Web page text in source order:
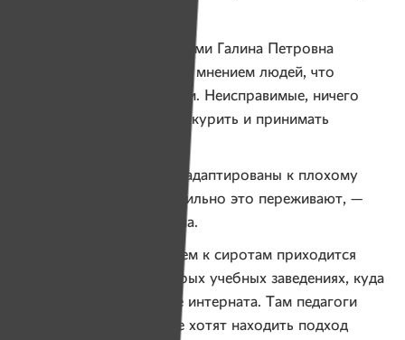
За время работы с сиротами Галина Петровна
постоянно сталкивается с мнением людей, что
сироты — это плохие дети. Неисправимые, ничего
не хотят, кроме как пить, курить и принимать
— Хорошо, что эти дети адаптированы к плохому
отношению, они не так сильно это переживают, —
замечает Галина Петровна.
С негативным отношением к сиротам приходится
сталкиваться и в некоторых учебных заведениях, куда
поступают ребята после интерната. Там педагоги
то ли не умеют, то ли не хотят находить подход